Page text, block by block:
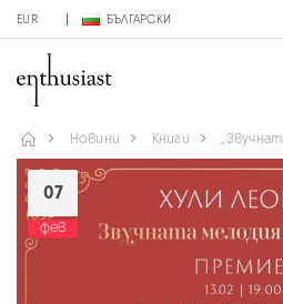
EUR БЪЛГАРСКИ
Новини Книги
07
фев